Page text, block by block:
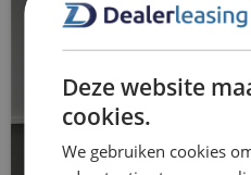
Perfect voor nu flexibel
Dealerleasing 1–12
Dealerleasing is dé
dimlichten
elektrische ramen voor
elektronische
Deze website
cookies.
We gebruiken cookies